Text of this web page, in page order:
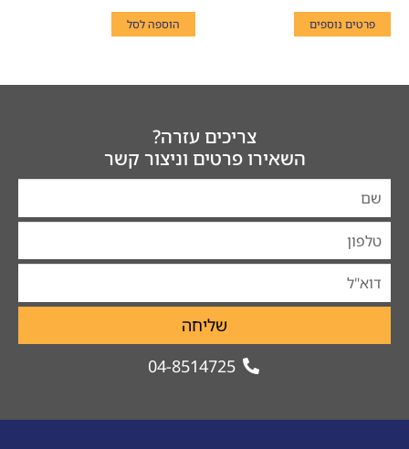
פרטים נוספים הוספה לסל
צריכים עזרה?
השאירו פרטים וניצור קשר
שליחה
04-8514725